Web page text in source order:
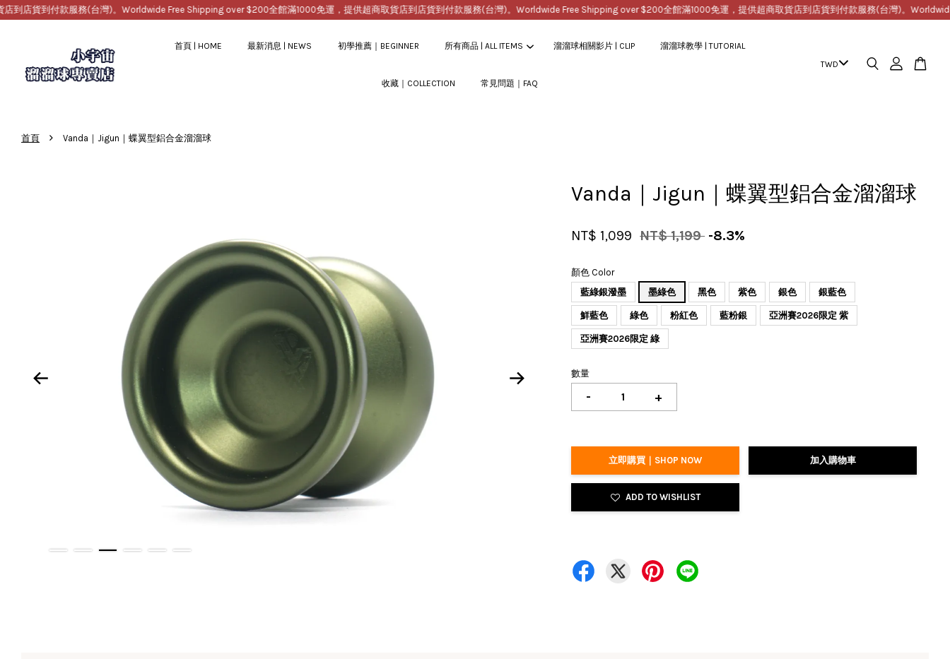
貨到付款服務(台灣)。Worldwide Free Shipping over $200全館滿1000免運，提供超商取貨店到店貨到付款服務(台灣)。Worldwide Free Shipping over $200全館滿1000免運，提供超商取貨店到店貨到付款服務(台灣)。Worldwide
首頁 | HOME 最新消息 | NEWS 初學推薦｜BEGINNER 所有商品 | ALL ITEMS 溜溜球相關影片 | CLIP 溜溜球教學 | TUTORIAL
收藏｜COLLECTION 常見問題｜FAQ
首頁 › Vanda｜Jigun｜蝶翼型鋁合金溜溜球
Vanda｜Jigun｜蝶翼型鋁合金溜溜球
NT$ 1,099 NT$ 1,199 -8.3%
顏色 Color
藍綠銀潑墨
墨綠色 黑色 紫色 銀色 銀藍色
鮮藍色 綠色 粉紅色 藍粉銀 亞洲賽2026限定 紫
亞洲賽2026限定 綠
數量
- +
立即購買｜SHOP NOW 加入購物車
ADD TO WISHLIST